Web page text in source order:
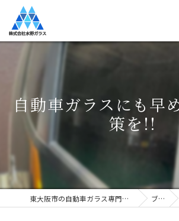
自動車ガラスにも早
策を!!
東大阪市の自動車ガラス専門店・株式会社水野ガラス ブログ